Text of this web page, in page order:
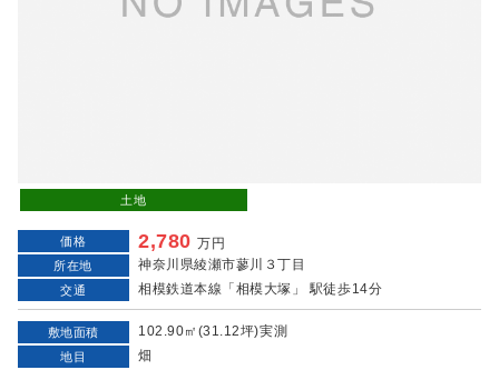
土地
価格 2,780万円
所在地 神奈川県綾瀬市蓼川３丁目
交通 相模鉄道本線「相模大塚」 駅徒歩14分
敷地面積 102.90㎡(31.12坪)実測
地目 畑